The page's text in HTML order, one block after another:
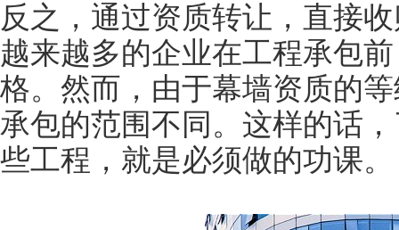
反之，通过资质转让，直接
越来越多的企业在工程承包
格。然而，由于幕墙资质的
承包的范围不同。这样的话
些工程，就是必须做的功课。